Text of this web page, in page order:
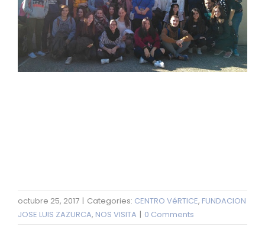
octubre 25, 2017 | Categories: CENTRO VéRTICE, FUNDACION
JOSE LUIS ZAZURCA, NOS VISITA | 0 Comments